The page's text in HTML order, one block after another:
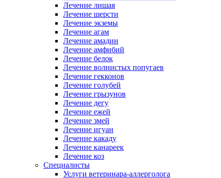
Лечение лишая
Лечение шерсти
Лечение экземы
Лечение агам
Лечение амадин
Лечение амфибий
Лечение белок
Лечение волнистых попугаев
Лечение гекконов
Лечение голубей
Лечение грызунов
Лечение дегу
Лечение ежей
Лечение змей
Лечение игуан
Лечение какаду
Лечение канареек
Лечение коз
Специалисты
Услуги ветеринара-аллерголога